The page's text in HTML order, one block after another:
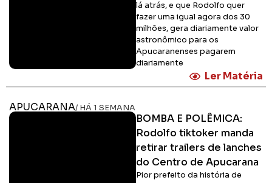
lá atrás, e que Rodolfo quer
fazer uma igual agora dos 30
milhões, gera diariamente valor
astronômico para os
Apucaranenses pagarem
diariamente
Ler Matéria
APUCARANA/ HÁ 1 SEMANA
BOMBA E POLÊMICA:
Rodolfo tiktoker manda
retirar trailers de lanches
do Centro de Apucarana
Pior prefeito da história de